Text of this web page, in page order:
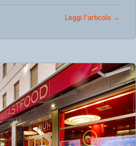
Leggi l'articolo →